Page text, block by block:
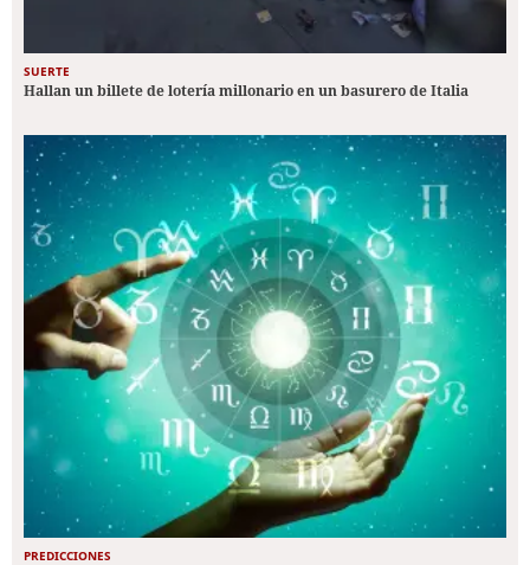
SUERTE
Hallan un billete de lotería millonario en un basurero de Italia
PREDICCIONES